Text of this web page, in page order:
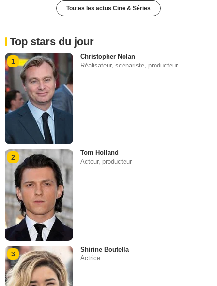
Toutes les actus Ciné & Séries
Top stars du jour
1
Christopher Nolan
Réalisateur, scénariste, producteur
2
Tom Holland
Acteur, producteur
3
Shirine Boutella
Actrice